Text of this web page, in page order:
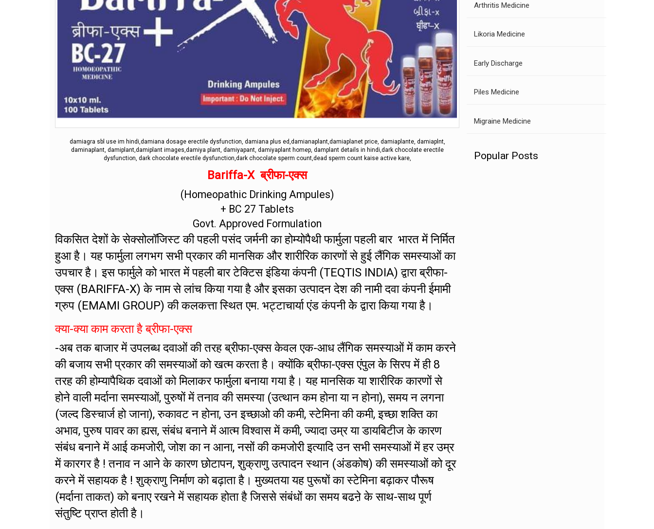
damiagra sbl use im hindi,damiana dosage erectile dysfunction, damiana plus ed,damianaplant,damiaplanet price, damiaplante, damiaplnt,
daminaplant, damiplant,damiplant images,damiya plant, damiyapant, damiyaplant homep, damplant details in hindi,dark chocolate erectile
dysfunction, dark chocolate erectile dysfunction,dark chocolate sperm count,dead sperm count kaise active kare,
Bariffa-X ब्रीफा-एक्स
(Homeopathic Drinking Ampules)
+ BC 27 Tablets
Govt. Approved Formulation
विकसित देशों के सेक्सोलॉजिस्ट की पहली पसंद जर्मनी का होम्योपैथी फार्मुला पहली बार भारत में निर्मित
हुआ है। यह फार्मुला लगभग सभी प्रकार की मानसिक और शारीरिक कारणों से हुई लैंगिक समस्याओं का
उपचार है। इस फार्मुले को भारत में पहली बार टेक्टिस इंडिया कंपनी (TEQTIS INDIA) द्वारा ब्रीफा-
एक्स (BARIFFA-X) के नाम से लांच किया गया है और इसका उत्पादन देश की नामी दवा कंपनी ईमामी
ग्रुप (EMAMI GROUP) की कलकत्ता स्थित एम. भट्टाचार्या एंड कंपनी केे द्वारा किया गया है।
क्या-क्या काम करता है ब्रीफा-एक्स
-अब तक बाजार में उपलब्ध दवाओं की तरह ब्रीफा-एक्स केवल एक-आध लैंगिक समस्याओं में काम करने
की बजाय सभी प्रकार की समस्याओं को खत्म करता है। क्योंकि ब्रीफा-एक्स एंपुल के सिरप में ही 8
तरह की होम्यापैथिक दवाओं को मिलाकर फार्मुला बनाया गया है। यह मानसिक या शारीरिक कारणों से
होने वाली मर्दाना समस्याओं, पुरुषों में तनाव की समस्या (उत्थान कम होना या न होना), समय न लगना
(जल्द डिस्चार्ज हो जाना), रुकावट न होना, उन इच्छाओ की कमी, स्टेमिना की कमी, इच्छा शक्ति का
अभाव, पुरुष पावर का ह्यस, संबंध बनाने में आत्म विश्वास में कमी, ज्यादा उम्र या डायबिटीज के कारण
संबंध बनाने में आई कमजोरी, जोश का न आना, नसों की कमजोरी इत्यादि उन सभी समस्याओं में हर उम्र
में कारगर है ! तनाव न आने के कारण छोटापन, शुक्राणु उत्पादन स्थान (अंडकोष) की समस्याओं को दूर
करने में सहायक है ! शुक्राणु निर्माण को बढ़ाता है। मुख्यतया यह पुरूषों का स्टेमिना बढ़ाकर पौरूष
(मर्दाना ताकत) को बनाए रखने में सहायक होता है जिससे संबंधों का समय बढऩे के साथ-साथ पूर्ण
संतुष्टि प्राप्त होती है।
Arthritis Medicine
Likoria Medicine
Early Discharge
Piles Medicine
Migraine Medicine
Popular Posts